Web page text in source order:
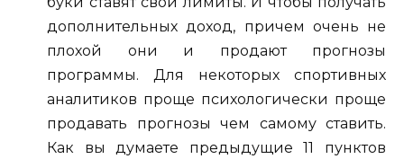
дополнительных доход, причем очень не
плохой они и продают прогнозы
программы. Для некоторых спортивных
аналитиков проще психологически проще
продавать прогнозы чем самому ставить.
Как вы думаете предыдущие 11 пунктов